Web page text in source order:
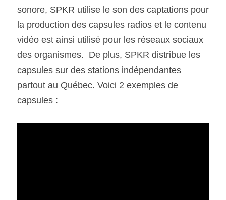
sonore, SPKR utilise le son des captations pour
la production des capsules radios et le contenu
vidéo est ainsi utilisé pour les réseaux sociaux
des organismes.  De plus, SPKR distribue les
capsules sur des stations indépendantes
partout au Québec. Voici 2 exemples de
capsules :